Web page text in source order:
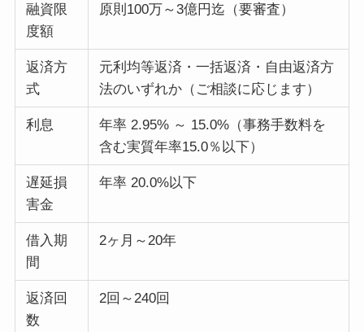
融資限
度額
原則100万～3億円迄（要審査）
返済方
式
元利均等返済・一括返済・自由返済方
法のいずれか（ご相談に応じます）
利息
年率 2.95% ～ 15.0%（事務手数料を
含む実質年率15.0％以下）
遅延損
害金
年率 20.0%以下
借入期
間
2ヶ月～20年
返済回
数
2回～240回